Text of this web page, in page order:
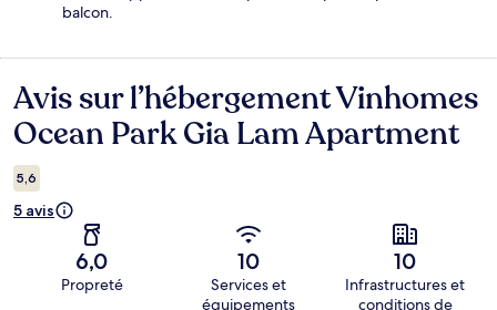
balcon.
Avis
Avis sur l’hébergement Vinhomes
Ocean Park Gia Lam Apartment
5,6
5 avis
6,0
Propreté
10
Services et
équipements
10
Infrastructures et
conditions de